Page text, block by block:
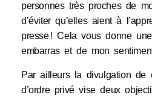
personnes très proches de
d’éviter qu’elles aient à
presse ! Cela vous donne
embarras et de mon
Par ailleurs la divulgation de
d’ordre privé vise deux